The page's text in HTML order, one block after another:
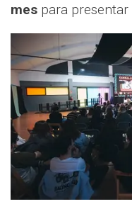
mes para presentar